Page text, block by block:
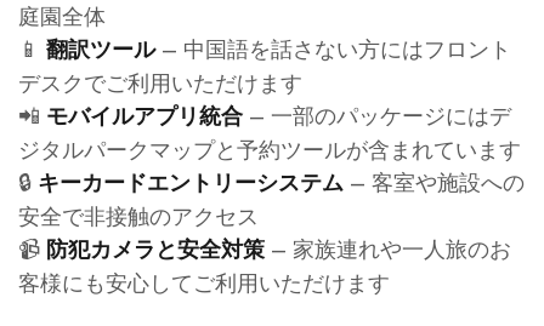
庭園全体
📱 翻訳ツール– 中国語を話さない方にはフロント
デスクでご利用いただけます
📲 モバイルアプリ統合 – 一部のパッケージにはデ
ジタルパークマップと予約ツールが含まれています
🔒 キーカードエントリーシステム – 客室や施設への
安全で非接触のアクセス
📹 防犯カメラと安全対策 – 家族連れや一人旅のお
客様にも安心してご利用いただけます